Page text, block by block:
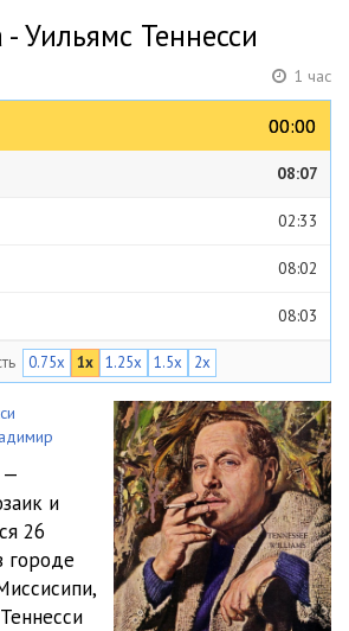
- Уильямс Теннесси
1 час
00:00
00:00
08:07
02:33
08:02
08:03
08:06
03:56
08:05
05:35
0.75x 1x 1.25x 1.5x 2x
—
и
26
городе